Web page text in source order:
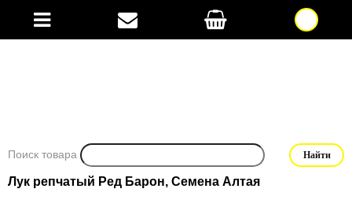
Поиск товара
Лук репчатый Ред Барон, Семена Алтая